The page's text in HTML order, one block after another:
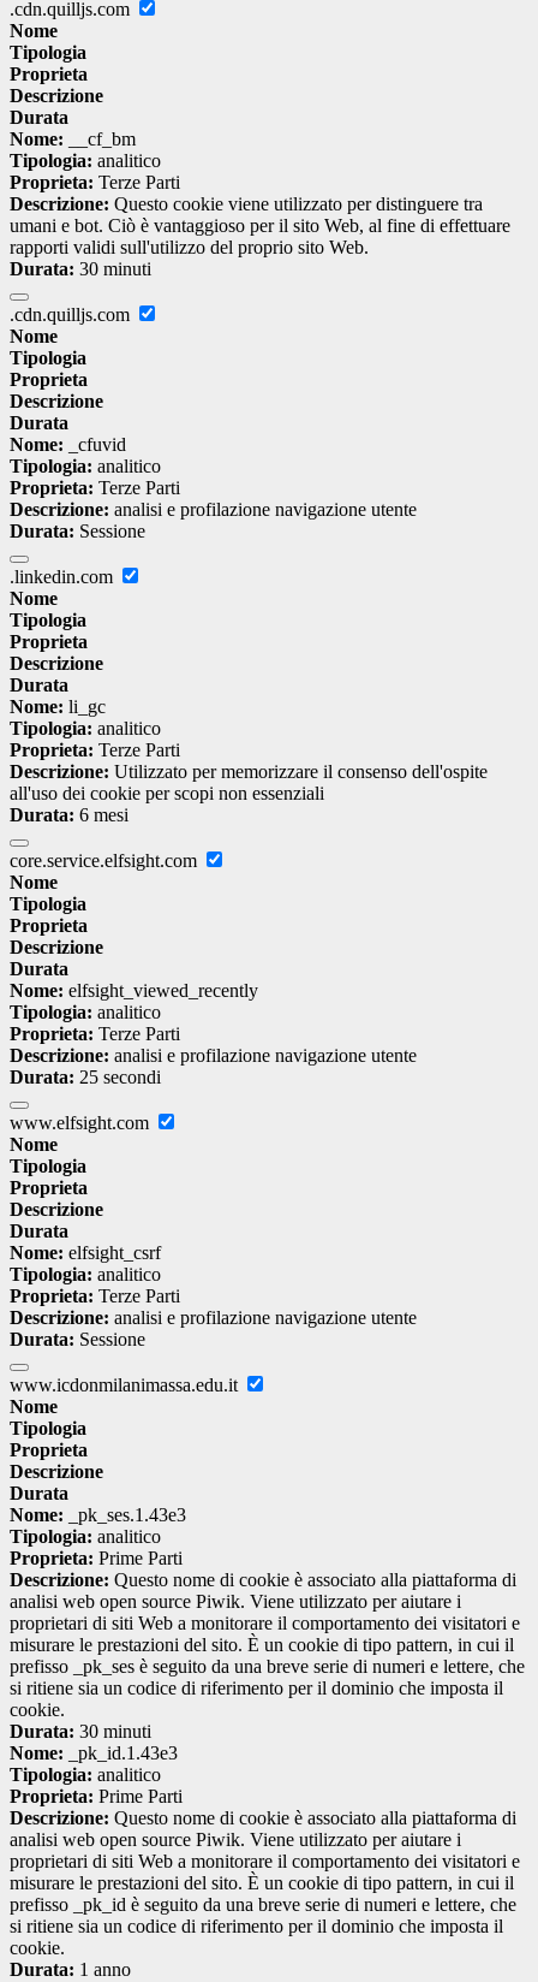
.cdn.quilljs.com
Nome
Tipologia
Proprieta
Descrizione
Durata
Nome: __cf_bm
Tipologia: analitico
Proprieta: Terze Parti
Descrizione: Questo cookie viene utilizzato per distinguere tra
umani e bot. Ciò è vantaggioso per il sito Web, al fine di effettuare
rapporti validi sull'utilizzo del proprio sito Web.
Durata: 30 minuti
.cdn.quilljs.com
Nome
Tipologia
Proprieta
Descrizione
Durata
Nome: _cfuvid
Tipologia: analitico
Proprieta: Terze Parti
Descrizione: analisi e profilazione navigazione utente
Durata: Sessione
.linkedin.com
Nome
Tipologia
Proprieta
Descrizione
Durata
Nome: li_gc
Tipologia: analitico
Proprieta: Terze Parti
Descrizione: Utilizzato per memorizzare il consenso dell'ospite
all'uso dei cookie per scopi non essenziali
Durata: 6 mesi
core.service.elfsight.com
Nome
Tipologia
Proprieta
Descrizione
Durata
Nome: elfsight_viewed_recently
Tipologia: analitico
Proprieta: Terze Parti
Descrizione: analisi e profilazione navigazione utente
Durata: 25 secondi
www.elfsight.com
Nome
Tipologia
Proprieta
Descrizione
Durata
Nome: elfsight_csrf
Tipologia: analitico
Proprieta: Terze Parti
Descrizione: analisi e profilazione navigazione utente
Durata: Sessione
www.icdonmilanimassa.edu.it
Nome
Tipologia
Proprieta
Descrizione
Durata
Nome: _pk_ses.1.43e3
Tipologia: analitico
Proprieta: Prime Parti
Descrizione: Questo nome di cookie è associato alla piattaforma di
analisi web open source Piwik. Viene utilizzato per aiutare i
proprietari di siti Web a monitorare il comportamento dei visitatori e
misurare le prestazioni del sito. È un cookie di tipo pattern, in cui il
prefisso _pk_ses è seguito da una breve serie di numeri e lettere, che
si ritiene sia un codice di riferimento per il dominio che imposta il
cookie.
Durata: 30 minuti
Nome: _pk_id.1.43e3
Tipologia: analitico
Proprieta: Prime Parti
Descrizione: Questo nome di cookie è associato alla piattaforma di
analisi web open source Piwik. Viene utilizzato per aiutare i
proprietari di siti Web a monitorare il comportamento dei visitatori e
misurare le prestazioni del sito. È un cookie di tipo pattern, in cui il
prefisso _pk_id è seguito da una breve serie di numeri e lettere, che
si ritiene sia un codice di riferimento per il dominio che imposta il
cookie.
Durata: 1 anno